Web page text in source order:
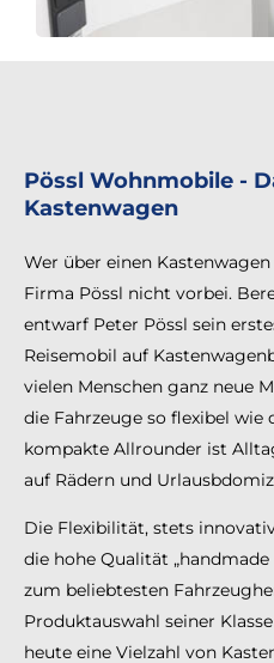
Pössl Wohnmobile -
Kastenwagen
Wer über einen
Firma Pössl nicht vorbei.
entwarf Peter Pössl sein
Reisemobil auf
vielen Menschen ganz neue
die Fahrzeuge so flexibel wie
kompakte Allrounder ist
auf Rädern und
Die Flexibilität, stets
die hohe Qualität „handmade
zum beliebtesten
Produktauswahl seiner
heute eine Vielzahl von